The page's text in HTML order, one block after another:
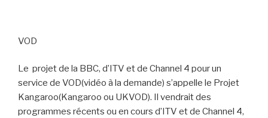
VOD
Le projet de la BBC, d’ITV et de Channel 4 pour un
service de VOD(vidéo à la demande) s’appelle le Projet
Kangaroo(Kangaroo ou UKVOD). Il vendrait des
programmes récents ou en cours d’ITV et de Channel 4,